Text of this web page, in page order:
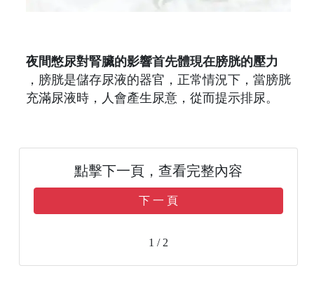
夜間憋尿對腎臟的影響首先體現在膀胱的壓力
，膀胱是儲存尿液的器官，正常情況下，當膀胱
充滿尿液時，人會產生尿意，從而提示排尿。
點擊下一頁，查看完整內容
下 一 頁
1 / 2